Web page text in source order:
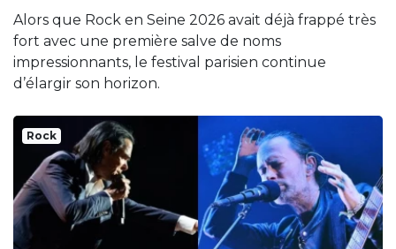
Alors que Rock en Seine 2026 avait déjà frappé très
fort avec une première salve de noms
impressionnants, le festival parisien continue
d’élargir son horizon.
Rock